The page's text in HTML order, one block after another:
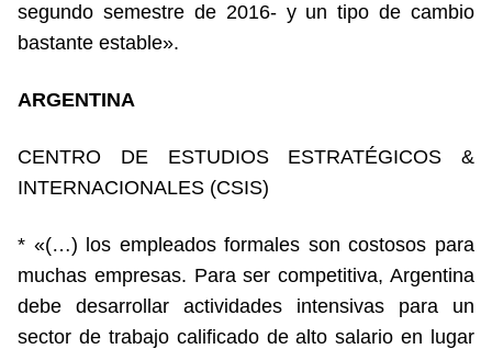
segundo semestre de 2016- y un tipo de cambio
bastante estable».
ARGENTINA
CENTRO DE ESTUDIOS ESTRATÉGICOS &
INTERNACIONALES (CSIS)
* «(…) los empleados formales son costosos para
muchas empresas. Para ser competitiva, Argentina
debe desarrollar actividades intensivas para un
sector de trabajo calificado de alto salario en lugar